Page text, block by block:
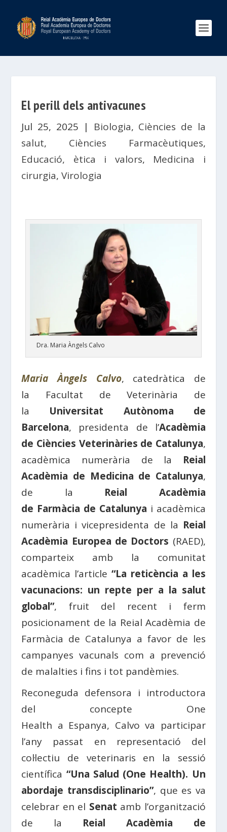
El perill dels antivacunes
Jul 25, 2025 | Biologia, Ciències de la
salut, Ciències Farmacèutiques,
Educació, ètica i valors, Medicina i
cirurgia,Virologia
Dra. Maria Àngels Calvo
Maria Àngels Calvo, catedràtica de
la Facultat deVeterinària de
la Universitat Autònoma de
Barcelona, presidenta de l’Acadèmia
de Ciències Veterinàries de Catalunya,
acadèmica numerària de la Reial
Acadèmia de Medicina de Catalunya,
de la Reial Acadèmia
de Farmàcia de Catalunya i acadèmica
numerària i vicepresidenta de la Reial
Acadèmia Europea de Doctors (RAED),
comparteix amb la comunitat
acadèmica l’article “La reticència a les
vacunacions: un repte per a la salut
global”, fruit del recent i ferm
posicionament de la Reial Acadèmia de
Farmàcia de Catalunya a favor de les
campanyes vacunals com a prevenció
de malalties i fins i tot pandèmies.
Reconeguda defensora i introductora
del concepte One
Health a Espanya, Calvo va participar
l’any passat en representació del
col·lectiu de veterinaris en la sessió
científica “Una Salud (One Health). Un
abordaje transdisciplinario”, que es va
celebrar en el Senat amb l’organització
de la Reial Acadèmia de